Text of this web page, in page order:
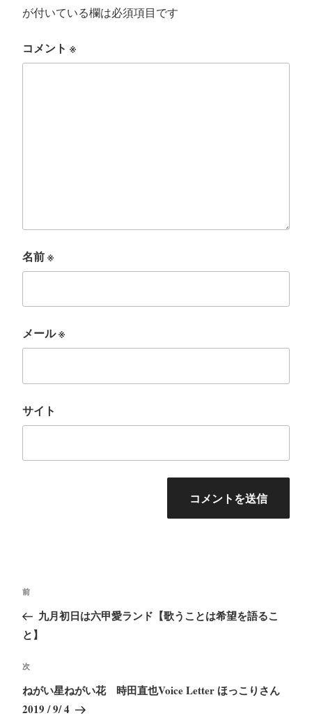
が付いている欄は必須項目です
コメント ※
名前※
メール※
サイト
投
ナ
ビ
ゲ
ー
シ
前
の
投
前
九月初日は六甲愛ランド【歌うことは希望を語るこ
と】
次
の
投
次
ねがい星ねがい花 時田直也Voice Letter ほっこりさん
2019 / 9/ 4